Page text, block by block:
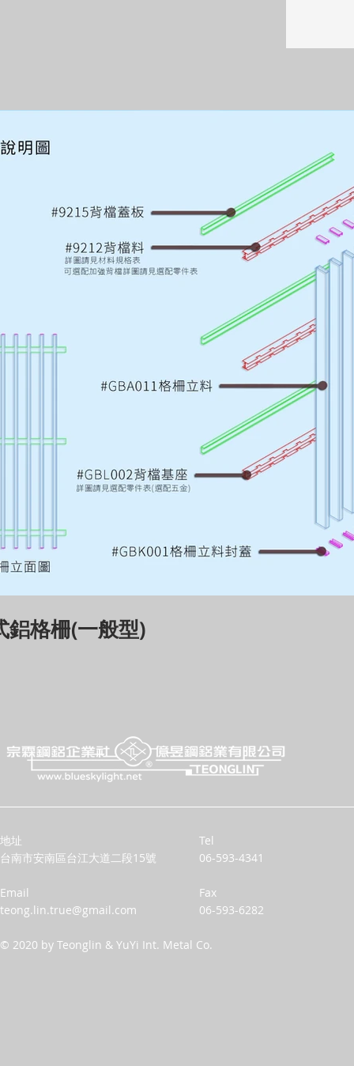
鋁格柵(一般型)
​地址
台南市安南區台江大道二段15號
Email
teong.lin.true@gmail.com
Tel
06-593-4341
Fax
06-593-6282
© 2020 by Teonglin & YuYi Int. Metal Co.